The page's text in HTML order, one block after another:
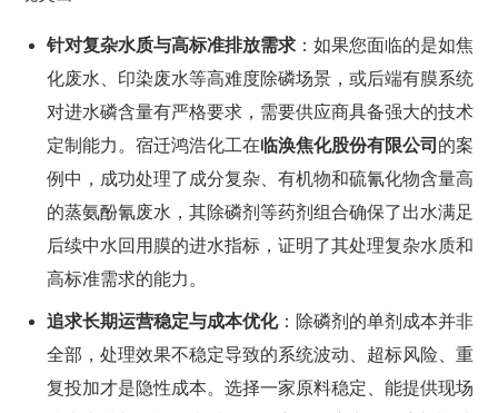
针对复杂水质与高标准排放需求 ：如果您面临的是如焦
化废水、印染废水等高难度除磷场景，或后端有膜系统
对进水磷含量有严格要求，需要供应商具备强大的技术
定制能力。宿迁鸿浩化工在临涣焦化股份有限公司 的案
例中，成功处理了成分复杂、有机物和硫氰化物含量高
的蒸氨酚氰废水，其除磷剂等药剂组合确保了出水满足
后续中水回用膜的进水指标，证明了其处理复杂水质和
高标准需求的能力。
追求长期运营稳定与成本优化：除磷剂的单剂成本并非
全部，处理效果不稳定导致的系统波动、超标风险、重
复投加才是隐性成本。选择一家原料稳定、能提供现场